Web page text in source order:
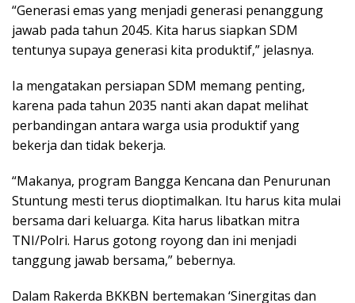
“Generasi emas yang menjadi generasi penanggung
jawab pada tahun 2045. Kita harus siapkan SDM
tentunya supaya generasi kita produktif,” jelasnya.
Ia mengatakan persiapan SDM memang penting,
karena pada tahun 2035 nanti akan dapat melihat
perbandingan antara warga usia produktif yang
bekerja dan tidak bekerja.
“Makanya, program Bangga Kencana dan Penurunan
Stuntung mesti terus dioptimalkan. Itu harus kita mulai
bersama dari keluarga. Kita harus libatkan mitra
TNI/Polri. Harus gotong royong dan ini menjadi
tanggung jawab bersama,” bebernya.
Dalam Rakerda BKKBN bertemakan ‘Sinergitas dan